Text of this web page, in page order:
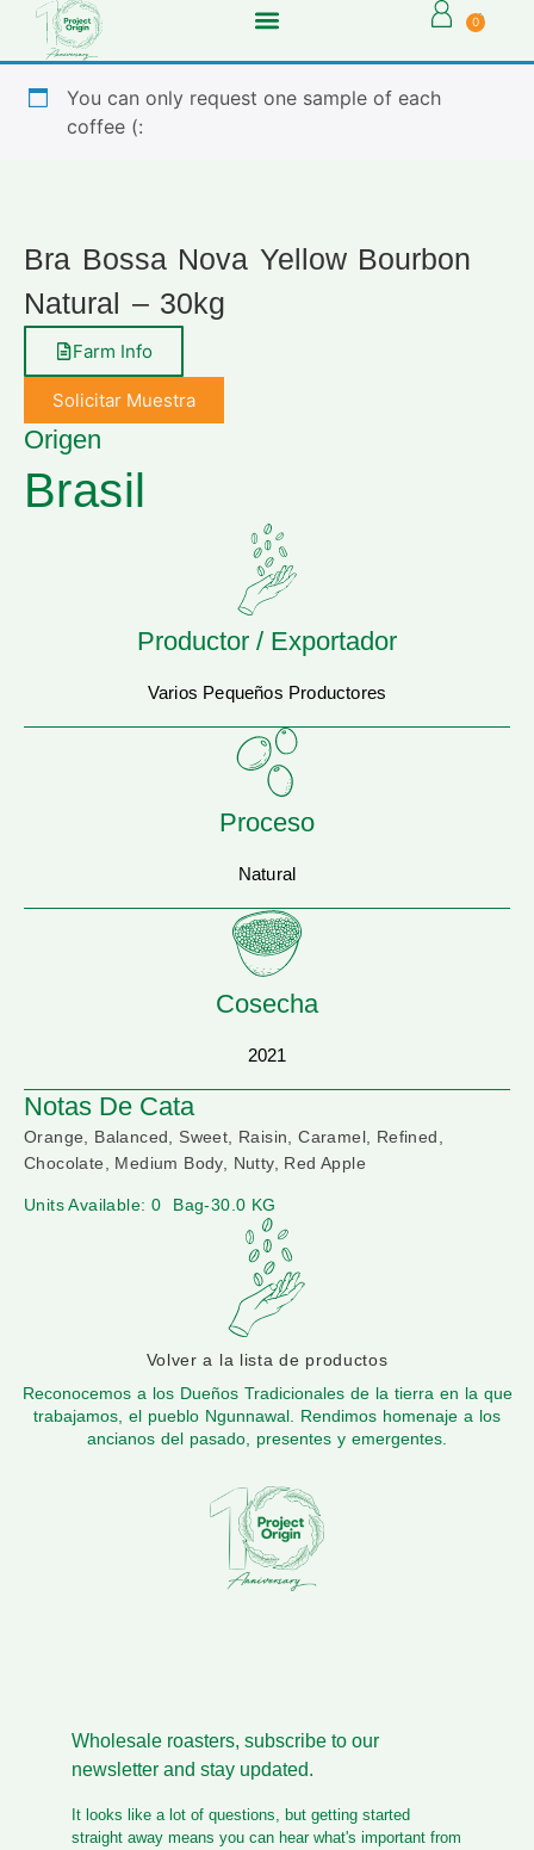
0
You can only request one sample of each
coffee (:
Bra Bossa Nova Yellow Bourbon
Natural – 30kg
Farm Info
Solicitar Muestra
Origen
Brasil
Productor / Exportador
Varios Pequeños Productores
Proceso
Natural
Cosecha
2021
Notas De Cata
Orange, Balanced, Sweet, Raisin, Caramel, Refined,
Chocolate, Medium Body, Nutty, Red Apple
Units Available: 0 Bag-30.0 KG
Volver a la lista de productos
Reconocemos a los Dueños Tradicionales de la tierra en la que
trabajamos, el pueblo Ngunnawal. Rendimos homenaje a los
ancianos del pasado, presentes y emergentes.